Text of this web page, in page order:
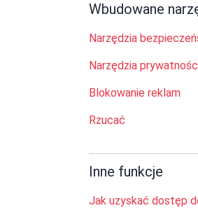
Wbudowane
Narzędzia
Narzędzia
Blokowanie reklam
Rzucać
Inne funkcje
Jak uzyskać dostęp